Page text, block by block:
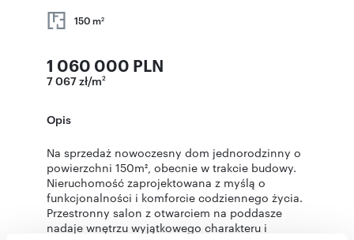
150 m2
1 060 000 PLN
7 067 zł/m2
Opis
Na sprzedaż nowoczesny dom jednorodzinny o
powierzchni 150m², obecnie w trakcie budowy.
Nieruchomość zaprojektowana z myślą o
funkcjonalności i komforcie codziennego życia.
Przestronny salon z otwarciem na poddasze
nadaje wnętrzu wyjątkowego charakteru i